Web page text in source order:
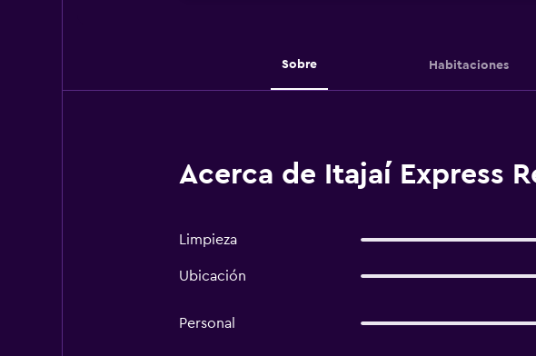
Sobre Habitaciones
Acerca de Itajaí Express
Limpieza
Ubicación
Personal